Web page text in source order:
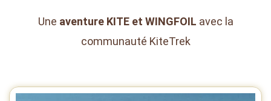
Une aventure KITE et WINGFOIL avec la
communauté KiteTrek